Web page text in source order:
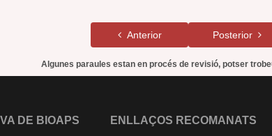
Anterior Posterior
Algunes paraules estan en procés de revisió, potser
DE BIOAPS ENLLAÇOS RECOMANATS